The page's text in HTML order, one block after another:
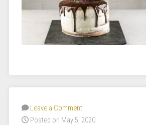
Leave a Comment
Posted on May 5, 2020